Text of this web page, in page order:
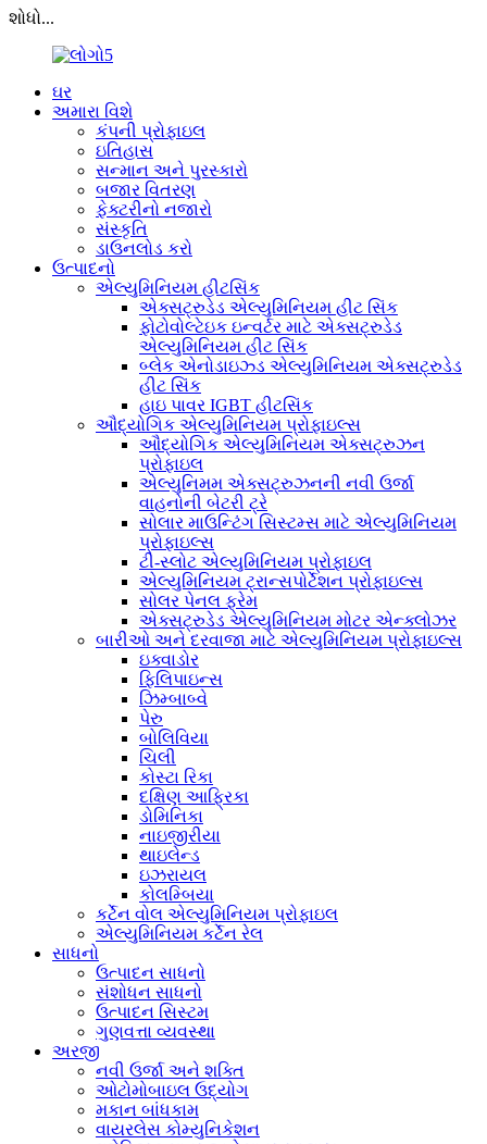
શોધો...
ઘર
અમારા વિશે
કંપની પ્રોફાઇલ
ઇતિહાસ
સન્માન અને પુરસ્કારો
બજાર વિતરણ
ફેક્ટરીનો નજારો
સંસ્કૃતિ
ડાઉનલોડ કરો
ઉત્પાદનો
એલ્યુમિનિયમ હીટસિંક
એક્સટ્રુડેડ એલ્યુમિનિયમ હીટ સિંક
ફોટોવોલ્ટેઇક ઇન્વર્ટર માટે એક્સટ્રુડેડ
એલ્યુમિનિયમ હીટ સિંક
બ્લેક એનોડાઇઝ્ડ એલ્યુમિનિયમ એક્સટ્રુડેડ
હીટ સિંક
હાઇ પાવર IGBT હીટસિંક
ઔદ્યોગિક એલ્યુમિનિયમ પ્રોફાઇલ્સ
ઔદ્યોગિક એલ્યુમિનિયમ એક્સટ્રુઝન
પ્રોફાઇલ
એલ્યુનિમમ એક્સટ્રુઝનની નવી ઉર્જા
વાહનોની બેટરી ટ્રે
સોલાર માઉન્ટિંગ સિસ્ટમ્સ માટે એલ્યુમિનિયમ
પ્રોફાઇલ્સ
ટી-સ્લોટ એલ્યુમિનિયમ પ્રોફાઇલ
એલ્યુમિનિયમ ટ્રાન્સપોર્ટેશન પ્રોફાઇલ્સ
સોલર પેનલ ફ્રેમ
એક્સટ્રુડેડ એલ્યુમિનિયમ મોટર એન્ક્લોઝર
બારીઓ અને દરવાજા માટે એલ્યુમિનિયમ પ્રોફાઇલ્સ
ઇક્વાડોર
ફિલિપાઇન્સ
ઝિમ્બાબ્વે
પેરુ
બોલિવિયા
ચિલી
કોસ્ટા રિકા
દક્ષિણ આફ્રિકા
ડોમિનિકા
નાઇજીરીયા
થાઇલેન્ડ
ઇઝરાયલ
કોલમ્બિયા
કર્ટેન વોલ એલ્યુમિનિયમ પ્રોફાઇલ
એલ્યુમિનિયમ કર્ટેન રેલ
સાધનો
ઉત્પાદન સાધનો
સંશોધન સાધનો
ઉત્પાદન સિસ્ટમ
ગુણવત્તા વ્યવસ્થા
અરજી
નવી ઉર્જા અને શક્તિ
ઓટોમોબાઇલ ઉદ્યોગ
મકાન બાંધકામ
વાયરલેસ કોમ્યુનિકેશન